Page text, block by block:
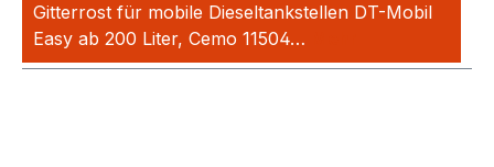
Gitterrost für mobile Dieseltankstellen DT-Mobil
Easy ab 200 Liter, Cemo 11504…